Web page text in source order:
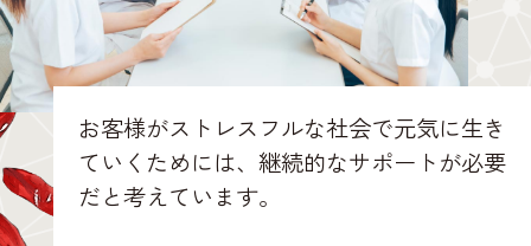
お客様がストレスフルな社会で元気に生き
ていくためには、継続的なサポートが必要
だと考えています。